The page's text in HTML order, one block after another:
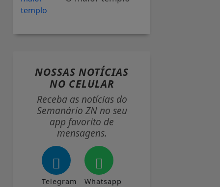
NOSSAS NOTÍCIAS
NO CELULAR
Receba as notícias do
Semanário ZN no seu
app favorito de
mensagens.
Telegram Whatsapp